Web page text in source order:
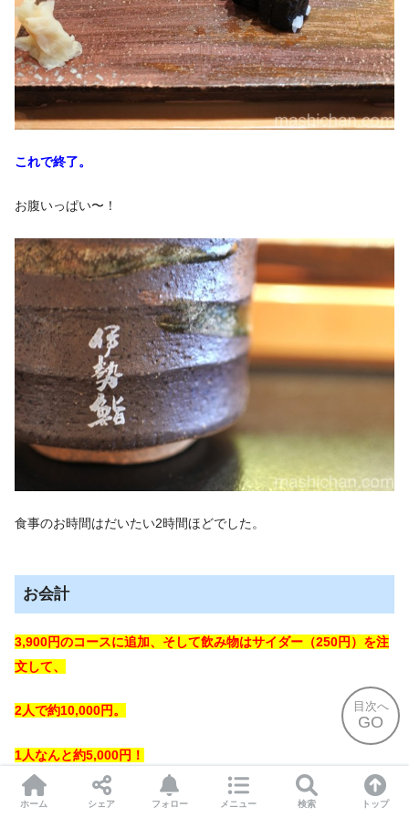
目次へ
GO
これで終了。
お腹いっぱい〜！
食事のお時間はだいたい2時間ほどでした。
お会計
3,900円のコースに追加、そして飲み物はサイダー（250円）を注
文して、
2人で約10,000円。
1人なんと約5,000円！
お得過ぎて驚いてしまいました。
ホーム シェア フォロー メニュー 検索 トップ